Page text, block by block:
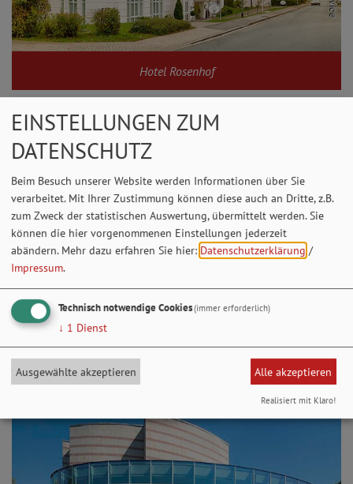
Hotel Rosenhof
Hotel Villa Geyerswörth ****Superior
EINSTELLUNGEN ZUM
DATENSCHUTZ
Beim Besuch unserer Website werden Informationen über Sie
verarbeitet. Mit Ihrer Zustimmung können diese auch an Dritte, z.B.
zum Zweck der statistischen Auswertung, übermittelt werden. Sie
können die hier vorgenommenen Einstellungen jederzeit
abändern. Mehr dazu erfahren Sie hier: Datenschutzerklärung /
Impressum.
Technisch notwendige Cookies(immer erforderlich)
↓ 1 Dienst
Ausgewählte akzeptieren Alle akzeptieren
Realisiert mit Klaro!